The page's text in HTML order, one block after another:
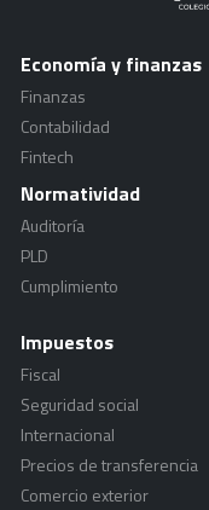
Economía y finanzas
Finanzas
Contabilidad
Fintech
Normatividad
Auditoría
PLD
Cumplimiento
Impuestos
Fiscal
Seguridad social
Internacional
Precios de transferencia
Comercio exterior